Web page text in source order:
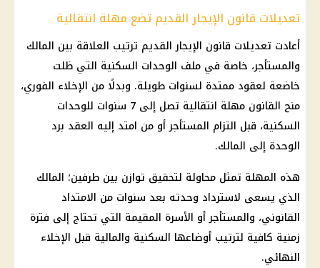
تعديلات قانون الإيجار القديم تضع مهلة انتقالية
أعادت تعديلات قانون الإيجار القديم ترتيب العلاقة بين المالك
والمستأجر، خاصة في ملف الوحدات السكنية التي ظلت
خاضعة لعقود ممتدة لسنوات طويلة. وبدلًا من الإخلاء الفوري،
منح القانون مهلة انتقالية تصل إلى 7 سنوات للوحدات
السكنية، قبل التزام المستأجر أو من امتد إليه العقد برد
الوحدة إلى المالك.
هذه المهلة تمثل محاولة لتحقيق توازن بين طرفين؛ المالك
الذي يسعى لاسترداد وحدته بعد سنوات من الامتداد
القانوني، والمستأجر أو الأسرة المقيمة التي تحتاج إلى فترة
زمنية كافية لترتيب أوضاعها السكنية والمالية قبل الإخلاء
النهائي.